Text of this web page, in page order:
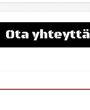
Ota yhteyttä